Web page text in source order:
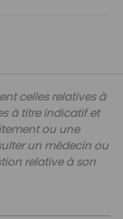
celles relatives à
à titre indicatif et
ou une
un médecin ou
relative à son